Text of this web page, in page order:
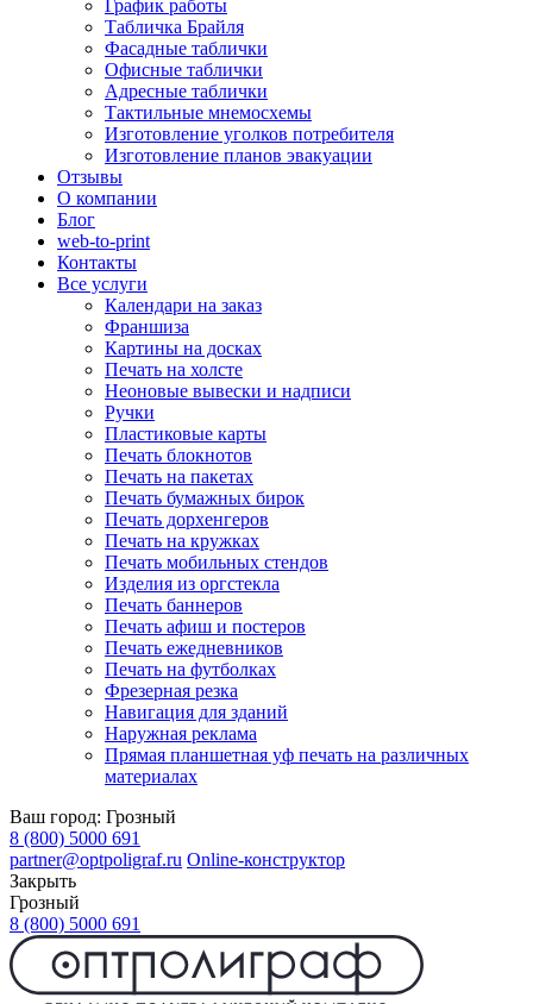
График работы
Табличка Брайля
Фасадные таблички
Офисные таблички
Адресные таблички
Тактильные мнемосхемы
Изготовление уголков потребителя
Изготовление планов эвакуации
Отзывы
О компании
Блог
web-to-print
Контакты
Все услуги
Календари на заказ
Франшиза
Картины на досках
Печать на холсте
Неоновые вывески и надписи
Ручки
Пластиковые карты
Печать блокнотов
Печать на пакетах
Печать бумажных бирок
Печать дорхенгеров
Печать на кружках
Печать мобильных стендов
Изделия из оргстекла
Печать баннеров
Печать афиш и постеров
Печать ежедневников
Печать на футболках
Фрезерная резка
Навигация для зданий
Наружная реклама
Прямая планшетная уф печать на различных
материалах
Ваш город: Грозный
8 (800) 5000 691
partner@optpoligraf.ru Online-конструктор
Закрыть
Грозный
8 (800) 5000 691